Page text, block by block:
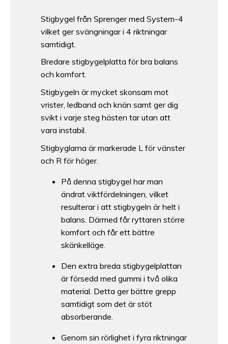
Stigbygel från Sprenger med System-4
vilket ger svängningar i 4 riktningar
samtidigt.
Bredare stigbygelplatta för bra balans
och komfort.
Stigbygeln är mycket skonsam mot
vrister, ledband och knän samt ger dig
svikt i varje steg hästen tar utan att
vara instabil.
Stigbyglarna är markerade L för vänster
och R för höger.
På denna stigbygel har man
ändrat viktfördelningen, vilket
resulterar i att stigbygeln är helt i
balans. Därmed får ryttaren större
komfort och får ett bättre
skänkelläge.
Den extra breda stigbygelplattan
är försedd med gummi i två olika
material. Detta ger bättre grepp
samtidigt som det är stöt
absorberande.
Genom sin rörlighet i fyra riktningar